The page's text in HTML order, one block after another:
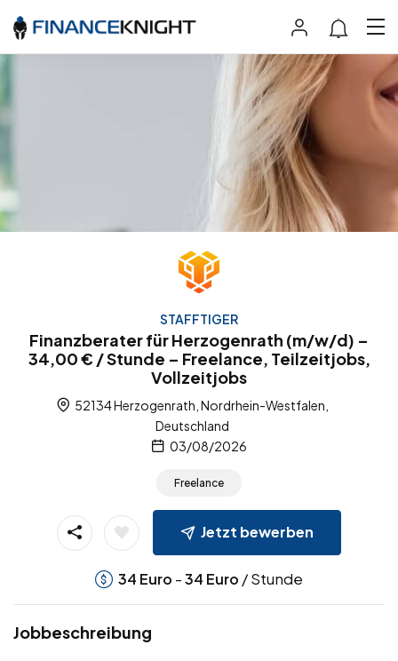
STAFFTIGER
Finanzberater für Herzogenrath (m/w/d) –
34,00 € / Stunde – Freelance, Teilzeitjobs,
Vollzeitjobs
52134 Herzogenrath, Nordrhein-Westfalen,
Deutschland
03/08/2026
Freelance
Jetzt bewerben
34 Euro -34 Euro / Stunde
Jobbeschreibung